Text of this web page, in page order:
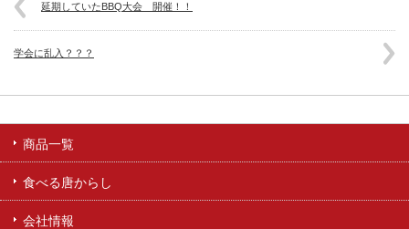
延期していたBBQ大会 開催！！
学会に乱入？？？
商品一覧
食べる唐からし
会社情報